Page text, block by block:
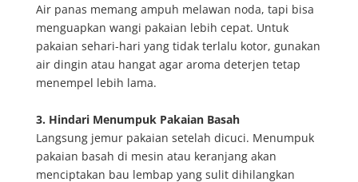
Air panas memang ampuh melawan noda, tapi bisa
menguapkan wangi pakaian lebih cepat. Untuk
pakaian sehari-hari yang tidak terlalu kotor, gunakan
air dingin atau hangat agar aroma deterjen tetap
menempel lebih lama.
3. Hindari Menumpuk Pakaian Basah
Langsung jemur pakaian setelah dicuci. Menumpuk
pakaian basah di mesin atau keranjang akan
menciptakan bau lembap yang sulit dihilangkan